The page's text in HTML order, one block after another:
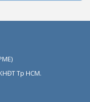
)
Tp HCM.